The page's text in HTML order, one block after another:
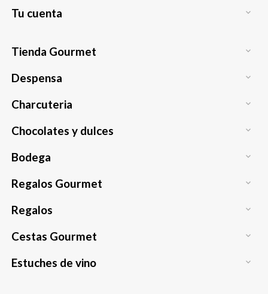
Tu cuenta 
Tienda Gourmet 
Despensa 
Charcuteria 
Chocolates y dulces 
Bodega 
Regalos Gourmet 
Regalos 
Cestas Gourmet 
Estuches de vino 